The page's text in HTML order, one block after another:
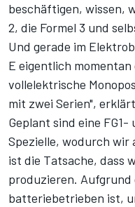
beschäftigen, wissen,
2, die Formel 3 und
Und gerade im
E eigentlich
vollelektrische
mit zwei Serien",
Geplant sind eine FG1-
Spezielle, wodurch wir
ist die Tatsache, dass
produzieren. Aufgrund
batteriebetrieben ist,